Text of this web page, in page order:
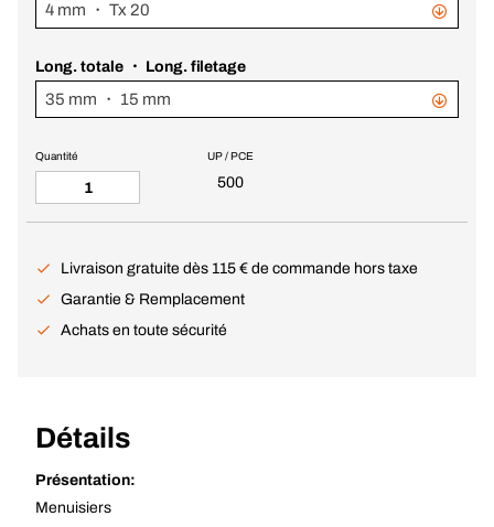
4 mm ・ Tx 20
Long. totale ・ Long. filetage
35 mm ・ 15 mm
UP / PCE
500
Quantité
Livraison gratuite dès 115 € de commande hors taxe
Garantie & Remplacement
Achats en toute sécurité
Détails
Présentation:
Menuisiers